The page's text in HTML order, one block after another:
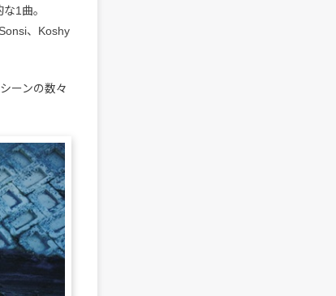
1曲。
、Koshy
ーンの数々